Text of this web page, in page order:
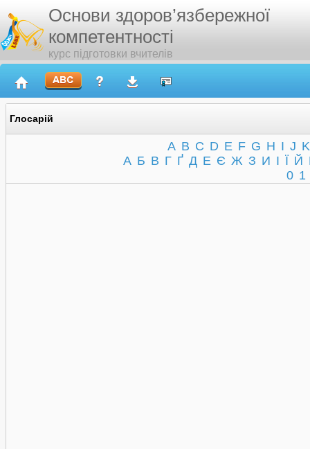
Основи здоров’язбережної
компетентності
курс підготовки вчителів
Глосарій
A B C D E F G H I J K
А Б В Г Ґ Д Е Є Ж З И І Ї Й
0 1